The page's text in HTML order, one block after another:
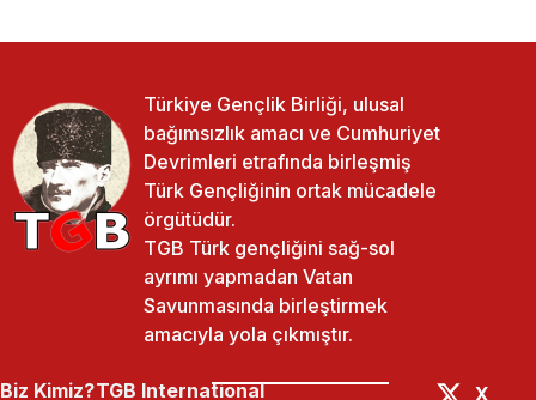
Türkiye Gençlik Birliği, ulusal
bağımsızlık amacı ve Cumhuriyet
Devrimleri etrafında birleşmiş
Türk Gençliğinin ortak mücadele
örgütüdür.
TGB Türk gençliğini sağ-sol
ayrımı yapmadan Vatan
Savunmasında birleştirmek
amacıyla yola çıkmıştır.
Biz Kimiz?TGB International X